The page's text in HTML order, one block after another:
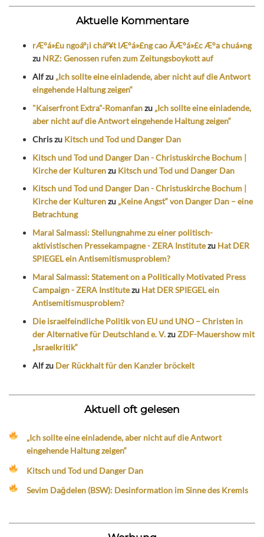
Aktuelle Kommentare
rÆ°á»£u ngoáº¡i cháº¥t lÆ°á»£ng cao ÄÆ°á»£c Æ°a chuá»ng
zu NRZ: Genossen rufen zum Zeitungsboykott auf
Alfzu „Ich sollte eine einladende, aber nicht auf die Antwort
eingehende Haltung zeigen“
"Kaiserfront Extra"-Romanfanzu „Ich sollte eine einladende,
aber nicht auf die Antwort eingehende Haltung zeigen“
Chriszu Kitsch und Tod und Danger Dan
Kitsch und Tod und Danger Dan - Christuskirche Bochum |
Kirche der Kulturenzu Kitsch und Tod und Danger Dan
Kitsch und Tod und Danger Dan - Christuskirche Bochum |
Kirche der Kulturenzu „Keine Angst“ von Danger Dan – eine
Betrachtung
Maral Salmassi: Stellungnahme zu einer politisch-
aktivistischen Pressekampagne - ZERA Institutezu Hat DER
SPIEGEL ein Antisemitismusproblem?
Maral Salmassi: Statement on a Politically Motivated Press
Campaign - ZERA Institutezu Hat DER SPIEGEL ein
Antisemitismusproblem?
Die israelfeindliche Politik von EU und UNO – Christen in
der Alternative für Deutschland e. V.zuZDF-Mauershow mit
„Israelkritik“
Alfzu Der Rückhalt für den Kanzler bröckelt
Aktuell oft gelesen
„Ich sollte eine einladende, aber nicht auf die Antwort
eingehende Haltung zeigen“
Kitsch und Tod und Danger Dan
Sevim Dağdelen (BSW): Desinformation im Sinne des Kremls